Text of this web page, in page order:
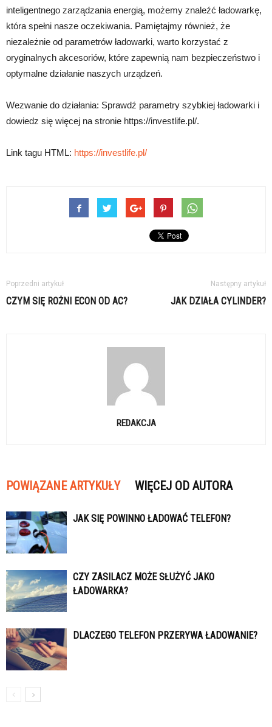
inteligentnego zarządzania energią, możemy znaleźć ładowarkę,
która spełni nasze oczekiwania. Pamiętajmy również, że
niezależnie od parametrów ładowarki, warto korzystać z
oryginalnych akcesoriów, które zapewnią nam bezpieczeństwo i
optymalne działanie naszych urządzeń.
Wezwanie do działania: Sprawdź parametry szybkiej ładowarki i
dowiedz się więcej na stronie https://investlife.pl/.
Link tagu HTML: https://investlife.pl/
Poprzedni artykuł
CZYM SIĘ ROŻNI ECON OD AC?
Następny artykuł
JAK DZIAŁA CYLINDER?
REDAKCJA
POWIĄZANE ARTYKUŁY WIĘCEJ OD AUTORA
JAK SIĘ POWINNO ŁADOWAĆ TELEFON?
CZY ZASILACZ MOŻE SŁUŻYĆ JAKO
ŁADOWARKA?
DLACZEGO TELEFON PRZERYWA ŁADOWANIE?